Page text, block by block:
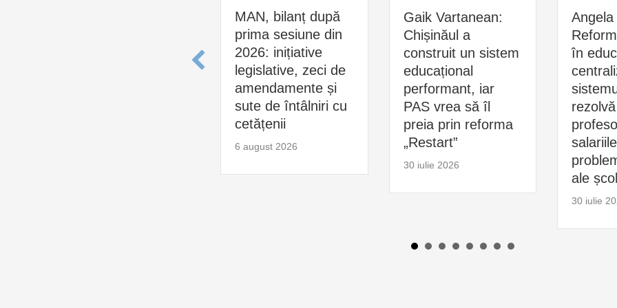
MAN, bilanț după
prima sesiune din
2026: inițiative
legislative, zeci de
amendamente și
sute de întâlniri cu
cetățenii
6 august 2026
Gaik Vartanean:
Chișinăul a
construit un sistem
educațional
performant, iar
PAS vrea să îl
preia prin reforma
„Restart”
30 iulie 2026
în
ale
30 iulie